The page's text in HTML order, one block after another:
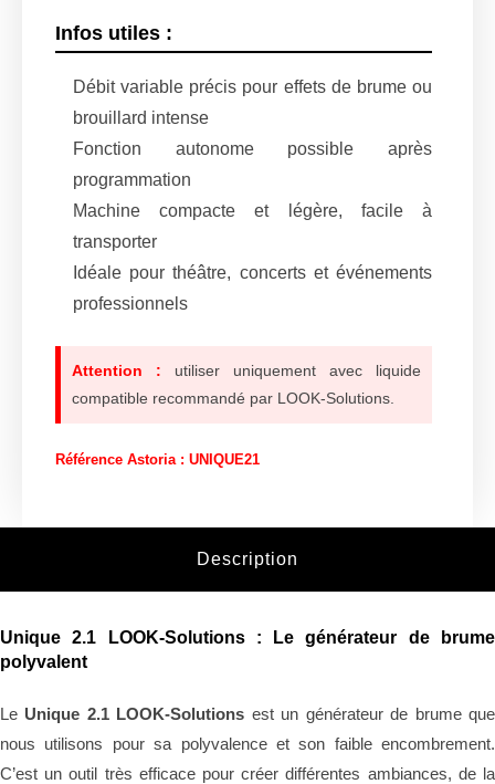
Infos utiles :
Débit variable précis pour effets de brume ou
brouillard intense
Fonction autonome possible après
programmation
Machine compacte et légère, facile à
transporter
Idéale pour théâtre, concerts et événements
professionnels
Attention : utiliser uniquement avec liquide
compatible recommandé par LOOK-Solutions.
Référence Astoria : UNIQUE21
Description
Unique 2.1 LOOK-Solutions : Le générateur de brume
polyvalent
Le Unique 2.1 LOOK-Solutions est un générateur de brume que
nous utilisons pour sa polyvalence et son faible encombrement.
C’est un outil très efficace pour créer différentes ambiances, de la